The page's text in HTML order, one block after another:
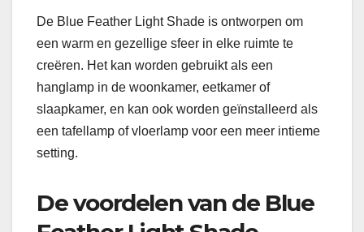
De Blue Feather Light Shade is ontworpen om
een ​​warm en gezellige sfeer in elke ruimte te
creëren. Het kan worden gebruikt als een
hanglamp in de woonkamer, eetkamer of
slaapkamer, en kan ook worden geïnstalleerd als
een tafellamp of vloerlamp voor een meer intieme
setting.
De voordelen van de Blue